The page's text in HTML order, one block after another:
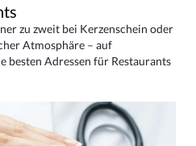
zu zweit bei Kerzenschein oder
Atmosphäre – auf
besten Adressen für Restaurants